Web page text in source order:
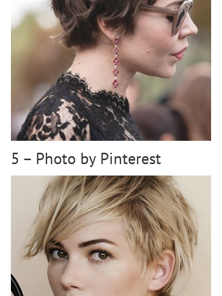
5 – Photo by Pinterest